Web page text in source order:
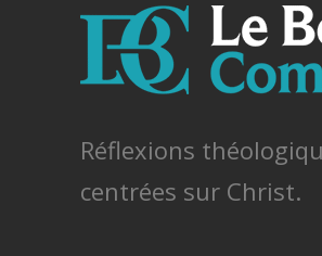
Réflexions
centrées sur Christ.